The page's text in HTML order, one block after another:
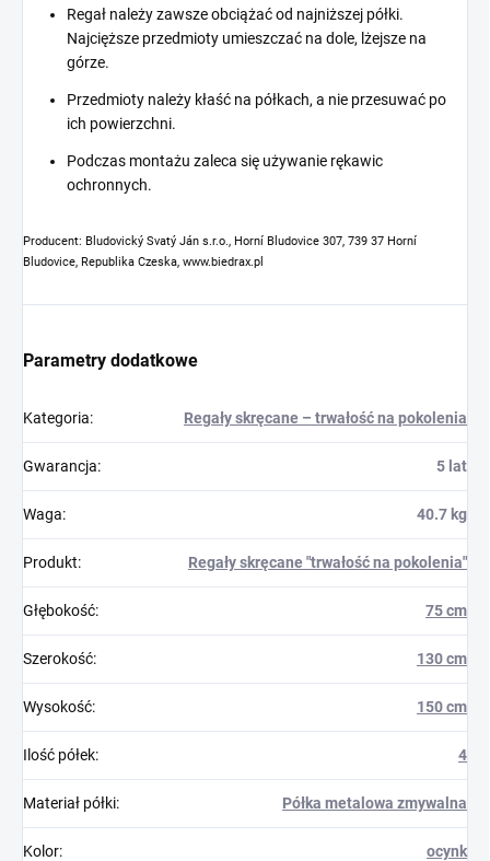
Regał należy zawsze obciążać od najniższej półki.
Najcięższe przedmioty umieszczać na dole, lżejsze na
górze.
Przedmioty należy kłaść na półkach, a nie przesuwać po
ich powierzchni.
Podczas montażu zaleca się używanie rękawic
ochronnych.
Producent: Bludovický Svatý Ján s.r.o., Horní Bludovice 307, 739 37 Horní
Bludovice, Republika Czeska, www.biedrax.pl
Parametry dodatkowe
Kategoria: Regały skręcane – trwałość na pokolenia
Gwarancja: 5 lat
Waga: 40.7 kg
Produkt: Regały skręcane "trwałość na pokolenia"
Głębokość: 75 cm
Szerokość: 130 cm
Wysokość: 150 cm
Ilość półek: 4
Materiał półki: Półka metalowa zmywalna
Kolor: ocynk